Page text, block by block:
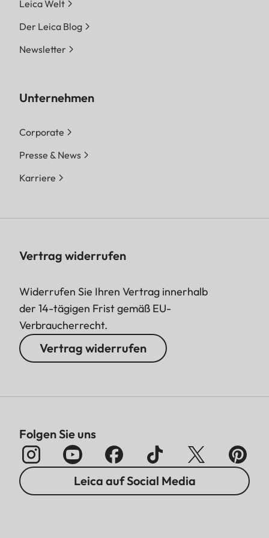
Leica Welt
Der Leica Blog
Newsletter
Unternehmen
Corporate
Presse & News
Karriere
Vertrag widerrufen
Widerrufen Sie Ihren Vertrag innerhalb
der 14-tägigen Frist gemäß EU-
Verbraucherrecht.
Vertrag widerrufen
Folgen Sie uns
Leica auf Social Media